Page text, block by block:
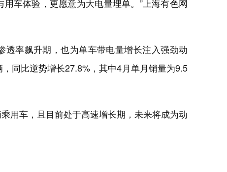
车体验，更愿意为大电量埋单。”上海有色网
率飙升期，也为单车带电量增长注入强劲动
同比逆势增长27.8%，其中4月单月销量为9.5
用车，且目前处于高速增长期，未来将成为动